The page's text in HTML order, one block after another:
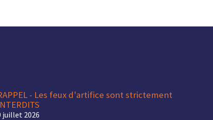
- Les feux d'artifice sont strictement
juillet 2026